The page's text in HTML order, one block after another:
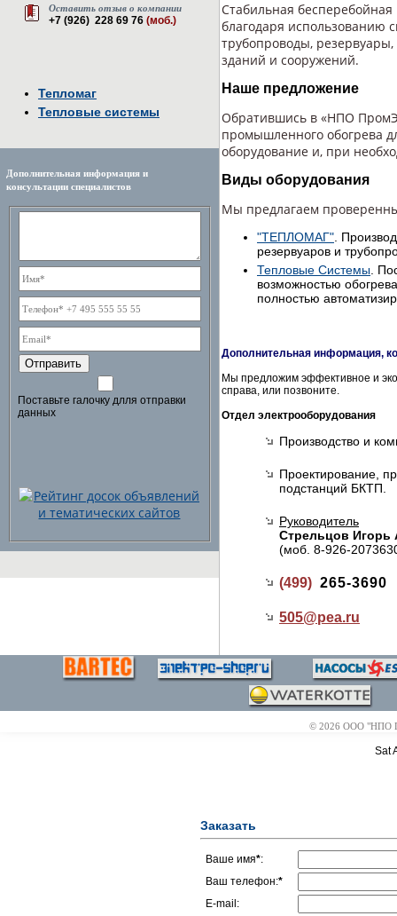
Оставить отзыв о компании
+7 (926) 228 69 76 (моб.)
Тепломаг
Тепловые системы
Дополнительная информация и
консультации специалистов
Отправить
Поставьте галочку длля отправки
данных
Стабильная
благодаря использованию
трубопроводы,
зданий и сооружений.
Наше предложение
Обратившись в «НПО
промышленного обогрева
оборудование и, при
Виды оборудования
Мы предлагаем
"ТЕПЛОМАГ" .
резервуаров и
Тепловые Системы .
возможностью
полностью
Дополнительная информация,
Мы предложим эффективное и
справа, или позвоните.
Отдел электрооборудования
Производство и
Проектирование,
подстанций БКТП.
Руководитель
Стрельцов Игорь
(моб. 8-926-
(499) 265-3690
505@pea.ru
© 2026 ООО "НПО
Sat
Заказать
Ваше имя*:
Ваш телефон:*
E-mail: